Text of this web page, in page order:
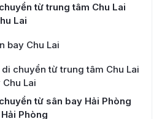
từ trung tâm Chu Lai
Lai
bay Chu Lai
di chuyển từ trung tâm Chu Lai
Lai
từ sân bay Hải Phòng
Phòng